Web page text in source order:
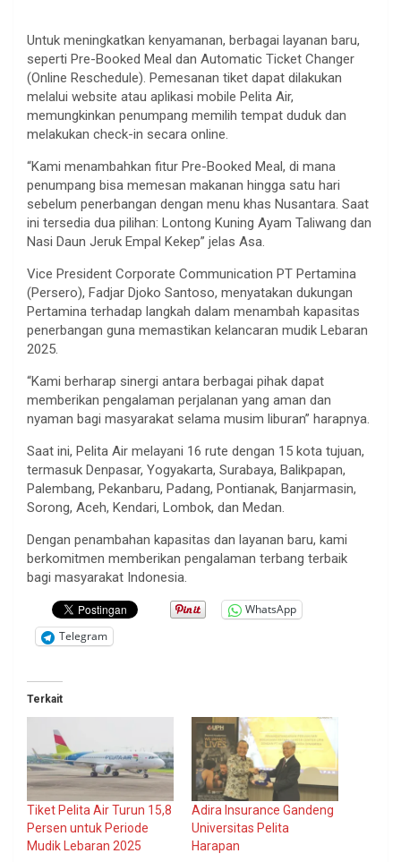
Untuk meningkatkan kenyamanan, berbagai layanan baru,
seperti Pre-Booked Meal dan Automatic Ticket Changer
(Online Reschedule). Pemesanan tiket dapat dilakukan
melalui website atau aplikasi mobile Pelita Air,
memungkinkan penumpang memilih tempat duduk dan
melakukan check-in secara online.
“Kami menambahkan fitur Pre-Booked Meal, di mana
penumpang bisa memesan makanan hingga satu hari
sebelum penerbangan dengan menu khas Nusantara. Saat
ini tersedia dua pilihan: Lontong Kuning Ayam Taliwang dan
Nasi Daun Jeruk Empal Kekep” jelas Asa.
Vice President Corporate Communication PT Pertamina
(Persero), Fadjar Djoko Santoso, menyatakan dukungan
Pertamina terhadap langkah dalam menambah kapasitas
penerbangan guna memastikan kelancaran mudik Lebaran
2025.
“Kami berharap sinergi antara berbagai pihak dapat
memberikan pengalaman perjalanan yang aman dan
nyaman bagi masyarakat selama musim liburan” harapnya.
Saat ini, Pelita Air melayani 16 rute dengan 15 kota tujuan,
termasuk Denpasar, Yogyakarta, Surabaya, Balikpapan,
Palembang, Pekanbaru, Padang, Pontianak, Banjarmasin,
Sorong, Aceh, Kendari, Lombok, dan Medan.
Dengan penambahan kapasitas dan layanan baru, kami
berkomitmen memberikan pengalaman terbang terbaik
bagi masyarakat Indonesia.
WhatsApp
Telegram
Terkait
Tiket Pelita Air Turun 15,8
Persen untuk Periode
Mudik Lebaran 2025
Adira Insurance Gandeng
Universitas Pelita
Harapan